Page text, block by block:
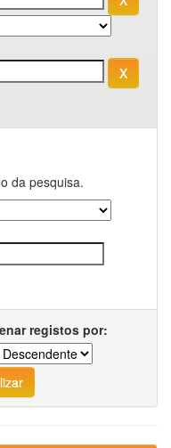
da pesquisa.
registos por: